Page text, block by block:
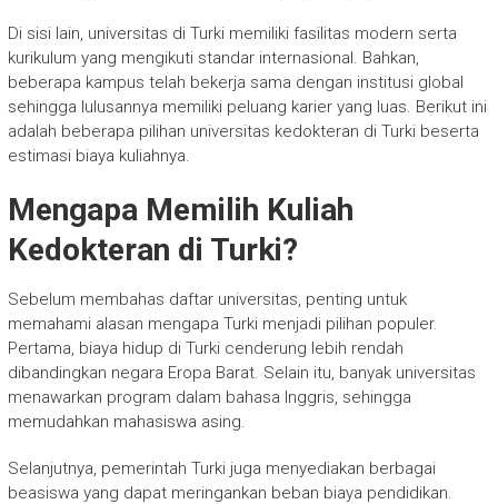
Di sisi lain, universitas di Turki memiliki fasilitas modern serta
kurikulum yang mengikuti standar internasional. Bahkan,
beberapa kampus telah bekerja sama dengan institusi global
sehingga lulusannya memiliki peluang karier yang luas. Berikut ini
adalah beberapa pilihan universitas kedokteran di Turki beserta
estimasi biaya kuliahnya.
Mengapa Memilih Kuliah
Kedokteran di Turki?
Sebelum membahas daftar universitas, penting untuk
memahami alasan mengapa Turki menjadi pilihan populer.
Pertama, biaya hidup di Turki cenderung lebih rendah
dibandingkan negara Eropa Barat. Selain itu, banyak universitas
menawarkan program dalam bahasa Inggris, sehingga
memudahkan mahasiswa asing.
Selanjutnya, pemerintah Turki juga menyediakan berbagai
beasiswa yang dapat meringankan beban biaya pendidikan.